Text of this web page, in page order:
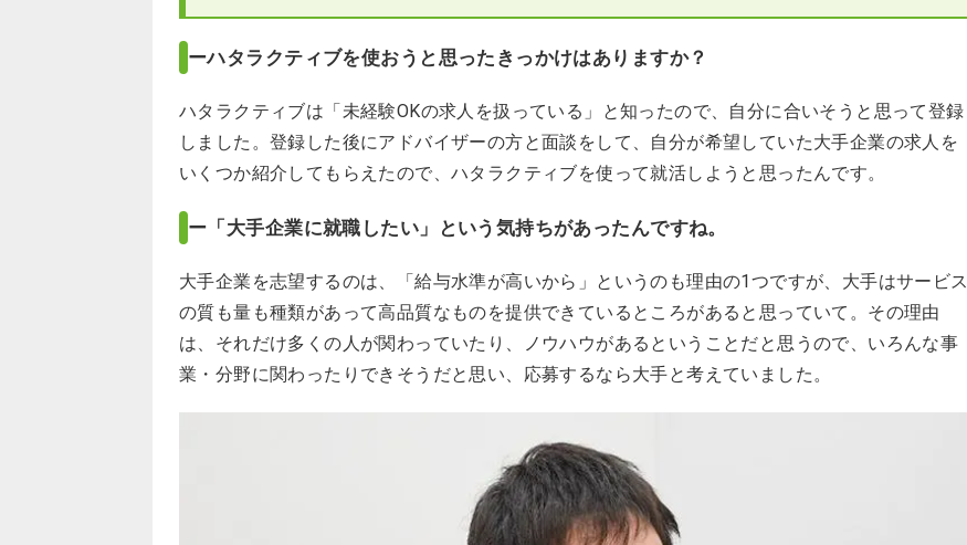
ーハタラクティブを使おうと思ったきっかけはありますか？
ハタラクティブは「未経験OKの求人を扱っている」と知ったので、自分に合いそうと思って登録
しました。登録した後にアドバイザーの方と面談をして、自分が希望していた大手企業の求人を
いくつか紹介してもらえたので、ハタラクティブを使って就活しようと思ったんです。
ー「大手企業に就職したい」という気持ちがあったんですね。
大手企業を志望するのは、「給与水準が高いから」というのも理由の1つですが、大手はサービス
の質も量も種類があって高品質なものを提供できているところがあると思っていて。その理由
は、それだけ多くの人が関わっていたり、ノウハウがあるということだと思うので、いろんな事
業・分野に関わったりできそうだと思い、応募するなら大手と考えていました。